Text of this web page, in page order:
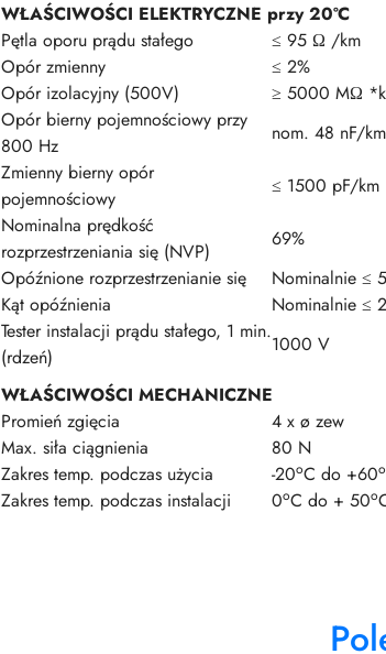
WŁAŚCIWOŚCI ELEKTRYCZNE przy 20ºC
Pętla oporu prądu stałego
≤ 95 Ω /km
Opór zmienny
≤ 2%
Opór izolacyjny (500V)
≥ 5000 MΩ
Opór bierny pojemnościowy przy
800 Hz
nom. 48 nF/km
Zmienny bierny opór
pojemnościowy
≤ 1500 pF/km
Nominalna prędkość
rozprzestrzeniania się (NVP)
69%
Opóźnione rozprzestrzenianie się
Nominalnie ≤
Kąt opóźnienia
Nominalnie ≤
Tester instalacji prądu stałego, 1 min.
(rdzeń)
1000 V
WŁAŚCIWOŚCI MECHANICZNE
Promień zgięcia
4 x ø zew
Max. siła ciągnienia
80 N
Zakres temp. podczas użycia
-20oC do +60o
Zakres temp. podczas instalacji
0oC do + 50o